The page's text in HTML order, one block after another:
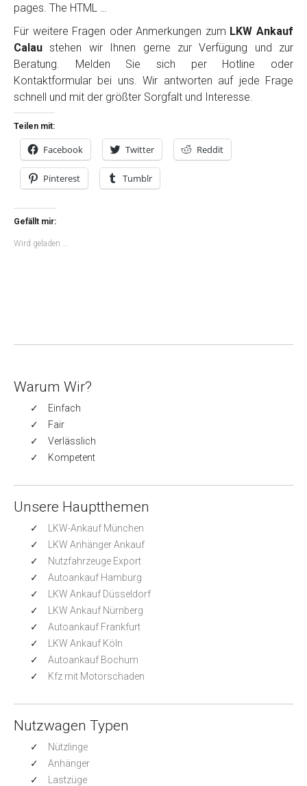
pages. The HTML …
Für weitere Fragen oder Anmerkungen zum LKW Ankauf
Calaustehen wir Ihnen gerne zur Verfügung und zur
Beratung. Melden Sie sich per Hotline oder
Kontaktformular bei uns. Wir antworten auf jede Frage
schnell und mit der größter Sorgfalt und Interesse.
Teilen mit:
Facebook Twitter Reddit
Pinterest Tumblr
Gefällt mir:
Wird geladen …
Warum Wir?
Einfach
Fair
Verlässlich
Kompetent
Unsere Hauptthemen
LKW-Ankauf München
LKW Anhänger Ankauf
Nutzfahrzeuge Export
Autoankauf Hamburg
LKW Ankauf Düsseldorf
LKW Ankauf Nürnberg
Autoankauf Frankfurt
LKW Ankauf Köln
Autoankauf Bochum
Kfz mit Motorschaden
Nutzwagen Typen
Nützlinge
Anhänger
Lastzüge